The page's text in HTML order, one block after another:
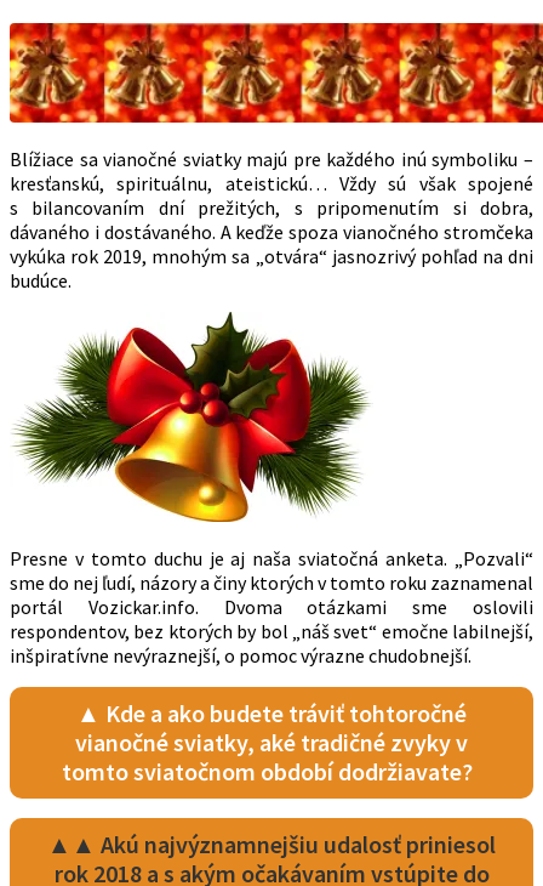
Blížiace sa vianočné sviatky majú pre každého inú symboliku –
kresťanskú, spirituálnu, ateistickú… Vždy sú však spojené
s bilancovaním dní prežitých, s pripomenutím si dobra,
dávaného i dostávaného. A keďže spoza vianočného stromčeka
vykúka rok 2019, mnohým sa „otvára“ jasnozrivý pohľad na dni
budúce.
Presne v tomto duchu je aj naša sviatočná anketa. „Pozvali“
sme do nej ľudí, názory a činy ktorých v tomto roku zaznamenal
portál Vozickar.info. Dvoma otázkami sme oslovili
respondentov, bez ktorých by bol „náš svet“ emočne labilnejší,
inšpiratívne nevýraznejší, o pomoc výrazne chudobnejší.
▲ Kde a ako budete tráviť tohtoročné
vianočné sviatky, aké tradičné zvyky v
tomto sviatočnom období dodržiavate?
▲▲ Akú najvýznamnejšiu udalosť priniesol
rok 2018 a s akým očakávaním vstúpite do